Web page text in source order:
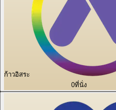
ก้าวอิสระ
0ที่นั่ง